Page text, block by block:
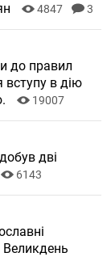
4847 3
до правил
вступу в дію
19007
дві
6143